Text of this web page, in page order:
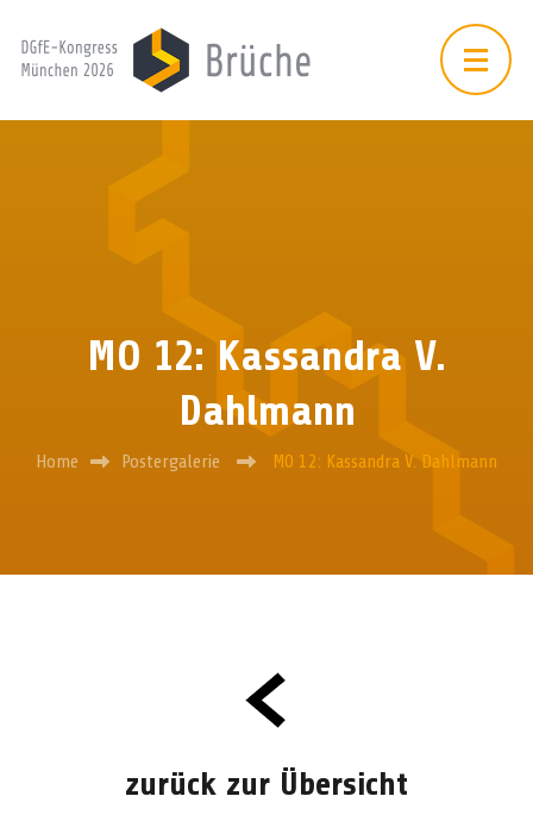
MO 12: Kassandra V.
Dahlmann
Home Postergalerie MO 12: Kassandra V. Dahlmann
zurück zur Übersicht